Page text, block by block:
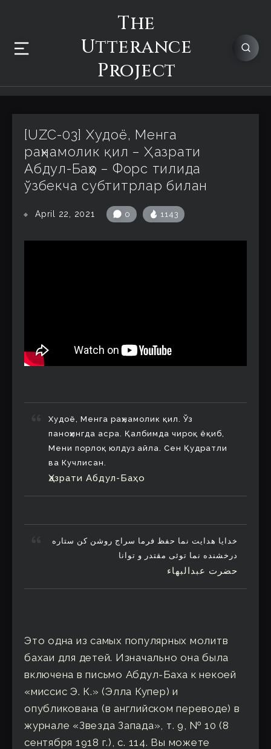
The
Utterance
Project
[UZC-03] Худоё, Менга
раҳнамолик қил – Ҳазрати
Абдул-Баҳо – Форс тилида
ўзбекча субтитрлар билан
April 22, 2021 0 1143
Худоё, Менга раҳнамолик қил. Ўз
паноҳингда асра. Қалбимда чироқ ёқиб,
Мени порлоқ юлдуз айла. Сен Қудратли
ва Кучлисан.
Ҳазрати Абдул-Баҳо
خدایا هدایت نما حفظ فرما سراج روشن کن ستاره
درخشنده نما توئی مقتدر و توانا
حضرت عبدالبهاء
Это одна из самых популярных молитв
бахаи для детей. Изначально она была
включена в письмо Абдул-Баха к некоей
«миссис Э. К.» (Элла Купер) и
опубликована (в английском переводе) в
журнале «Звезда Запада», т. 9, № 10 (8
сентября 1918 г.), с. 114. Вы можете